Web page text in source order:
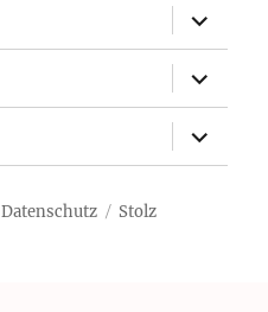
öffnen
öffnen
öffnen
Datenschutz
Stolz